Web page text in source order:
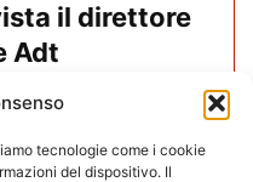
tecnologie come i cookie
del dispositivo. Il
il direttore
Adt